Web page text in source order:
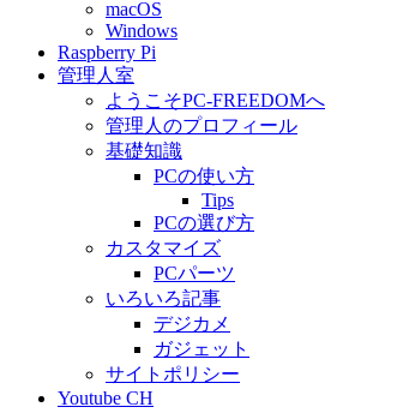
macOS
Windows
Raspberry Pi
管理人室
ようこそPC-FREEDOMへ
管理人のプロフィール
基礎知識
PCの使い方
Tips
PCの選び方
カスタマイズ
PCパーツ
いろいろ記事
デジカメ
ガジェット
サイトポリシー
Youtube CH